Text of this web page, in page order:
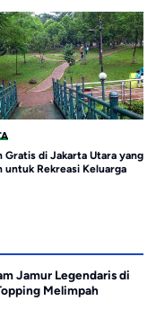
Gratis di Jakarta Utara yang
untuk Rekreasi Keluarga
Jamur Legendaris di
Melimpah